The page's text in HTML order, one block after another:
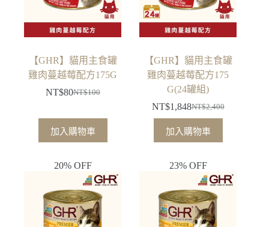
【GHR】貓用主食罐
雞肉蔓越莓配方175G
NT$100
價
格：
NT$80
價
格：
加入購物車
【GHR】貓用主食罐
雞肉蔓越莓配方175
G(24罐組)
NT$2,400
始
價
NT$2,400。
NT$1,848
前
價
NT$1,848。
加入購物車
20% OFF 23% OFF